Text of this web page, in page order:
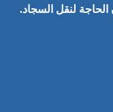
لنقل السجاد.